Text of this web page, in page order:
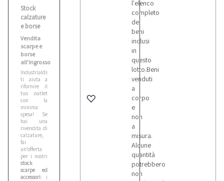
Stock
calzature
e borse
Vendita
scarpe e
borse
all'ingrosso
Industrialdiscount.it
ti aiuta a
rifornire il
tuo outlet
con la
minima
spesa! Se
hai una
rivendita di
calzature,
fai
un’offerta
per i nostri
stock
scarpe ed
accessori: i
l'elenco
completo
dei
beni
inclusi
in
questo
lotto.Beni
venduti
a
corpo
e
non
a
misura.
Alcune
quantità
potrebbero
non